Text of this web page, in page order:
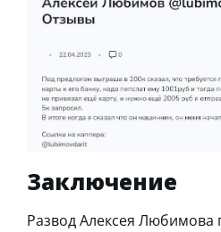
Заключение
Развод Алексея Любимова